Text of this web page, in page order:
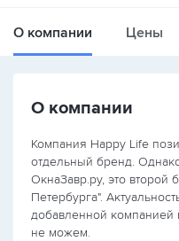
О компании Цены
О компании
Компания Happy Life
отдельный бренд.
ОкнаЗавр.ру, это второй
Петербурга".
добавленной компанией
не можем.